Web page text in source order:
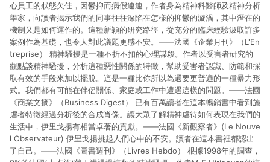
心員工的狀態欠佳，因鬱抑而病假連連，作者身為精神科醫師及精神分析
學家，向讀者揭示我們的同事往往深陷在怎樣的抑鬱的漩渦，其中潛在的
機制又是如何運作的。這種新穎的研究路徑，從充分的臨床經驗汲取許多
案例作為基礎，也令人對此議題更感不安。——法國《企業月刊》（L'En
treprise） 精神騷擾是一種不折不扣的心理謀殺。作者以受害者研究的
觀點談精神騷擾，分析這種惡性關係的特徵，幫助受害者認識、防範和採
取有效的手段來加以擺脫。這是一種比你所以為還要更普遍的一種暴力形
式。我們都有可能在伴侶關係、家庭或工作中遭遇這樣的問題。——法國
《商業文摘》（Business Digest） 已有百萬讀者在這本暢銷書中看到施
虐者特徵經過分析後的合成肖像。讓大眾了解精神虐待如何表現在我們的
生活中，伊里戈揚有相當卓著的貢獻。——法國《新觀察者》(Le Nouve
l Observateur) 伊里戈揚挑起人們心中的不安。讀者在這本書裡都認出
了自己。——法國《圖書週刊》（Livres Hebdo） 根據1998年的調查，